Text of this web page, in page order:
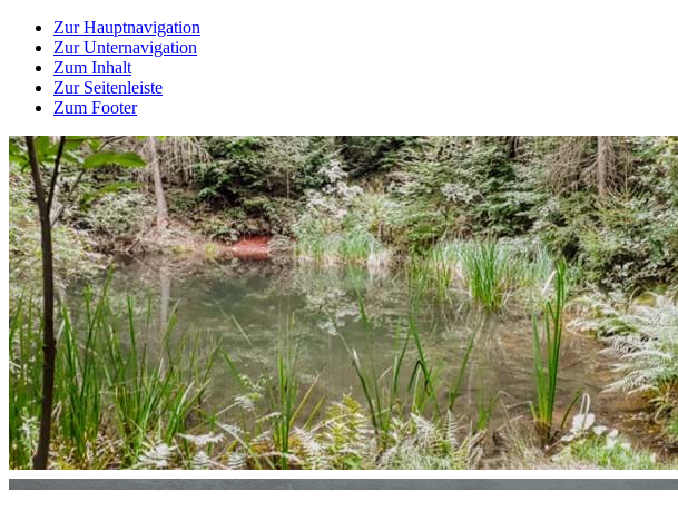
Zur Hauptnavigation
Zur Unternavigation
Zum Inhalt
Zur Seitenleiste
Zum Footer